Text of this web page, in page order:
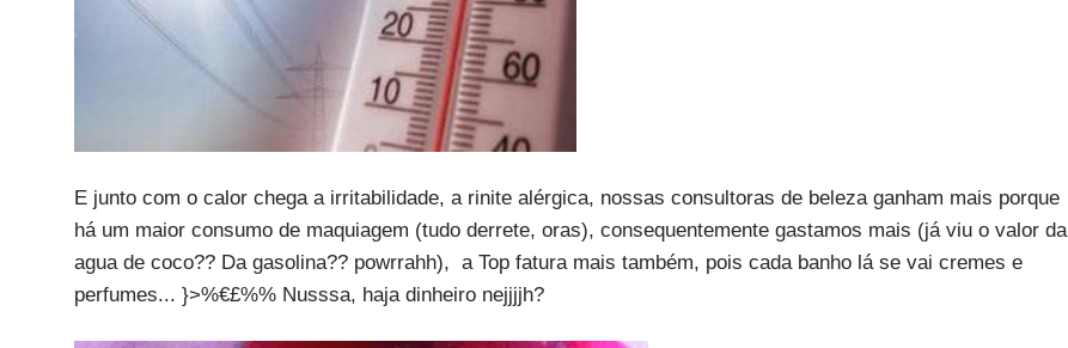
E junto com o calor chega a irritabilidade, a rinite alérgica, nossas consultoras de beleza ganham mais porque
há um maior consumo de maquiagem (tudo derrete, oras), consequentemente gastamos mais (já viu o valor da
agua de coco?? Da gasolina?? powrrahh), a Top fatura mais também, pois cada banho lá se vai cremes e
perfumes... }>%€£%% Nusssa, haja dinheiro nejjjjh?